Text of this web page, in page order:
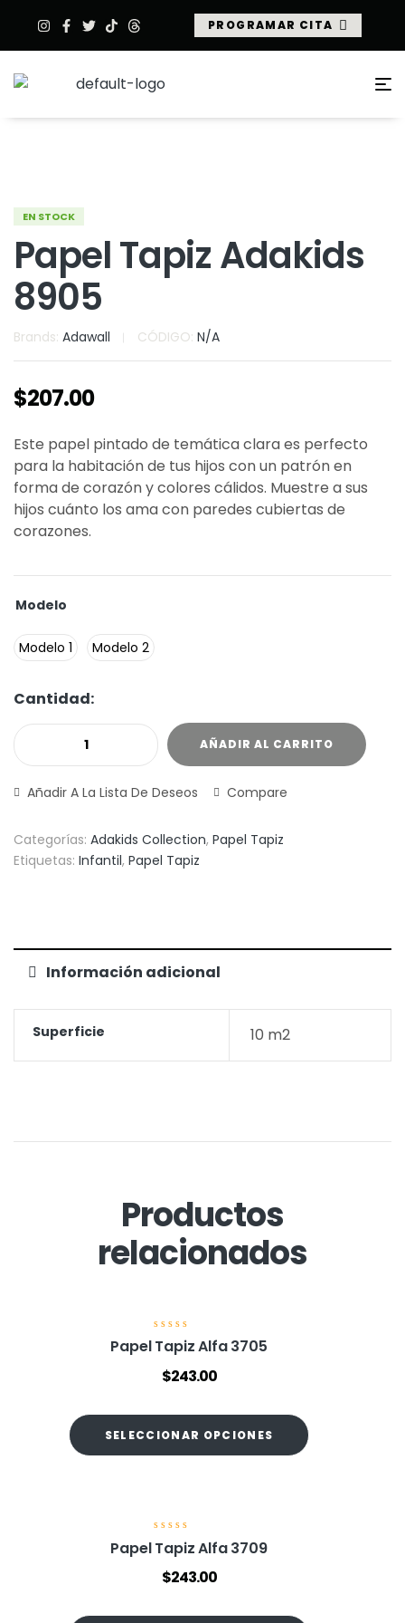
PROGRAMAR CITA
EN STOCK
Papel Tapiz Adakids
8905
Brands: Adawall CÓDIGO: N/A
$207.00
Este papel pintado de temática clara es perfecto
para la habitación de tus hijos con un patrón en
forma de corazón y colores cálidos. Muestre a sus
hijos cuánto los ama con paredes cubiertas de
corazones.
Modelo
Modelo 1 Modelo 2
Cantidad:
AÑADIR AL CARRITO
Añadir A La Lista De Deseos Compare
Categorías: Adakids Collection, Papel Tapiz
Etiquetas: Infantil, Papel Tapiz
Información adicional
Superficie 10 m2
Productos
relacionados
V
d
o
e
n
Papel Tapiz Alfa 3705
$243.00
SELECCIONAR OPCIONES
V
d
Papel Tapiz Alfa 3709
$243.00